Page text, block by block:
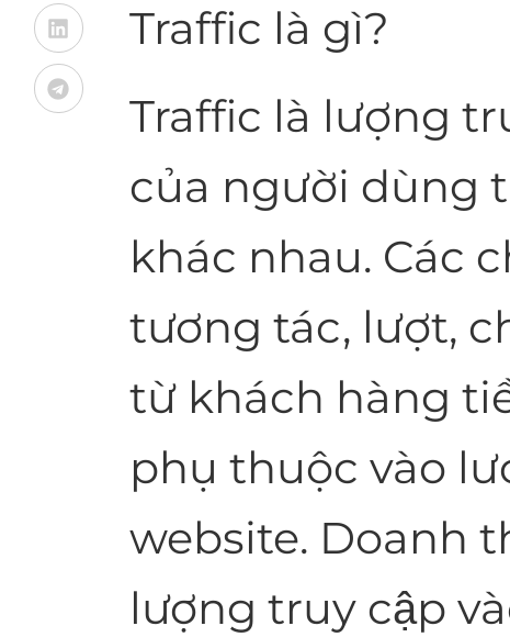
Traffic là gì?
Traffic là lượng
của người dùng
khác nhau. Các
tương tác, lượt,
từ khách hàng
phụ thuộc vào
website. Doanh
lượng truy cập